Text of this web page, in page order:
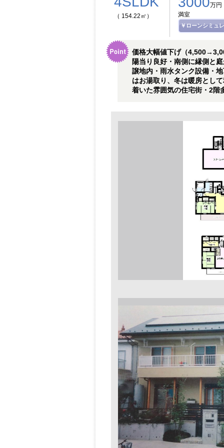
（ 154.22㎡）
万円
満室
￥ローンシミュ
価格大幅値下げ（
陽当り良好・南側に縁側と
譲地内・雨水タンク設備・
はお湯取り、冬は暖房とし
着いた雰囲気の住宅街・2階